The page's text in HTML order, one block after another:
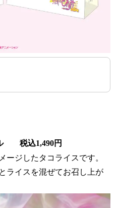
税込1,490円
ージしたタコライスです。
ライスを混ぜてお召し上が